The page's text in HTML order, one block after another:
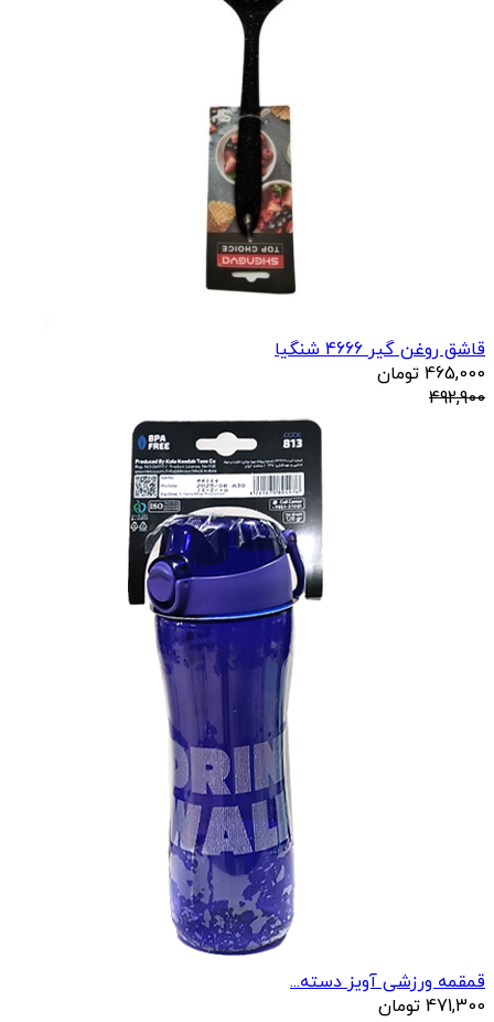
قاشق روغن گیر 4666 شنگیا
465,000 تومان
492,900
قمقمه ورزشی آویز دسته...
471,300 تومان